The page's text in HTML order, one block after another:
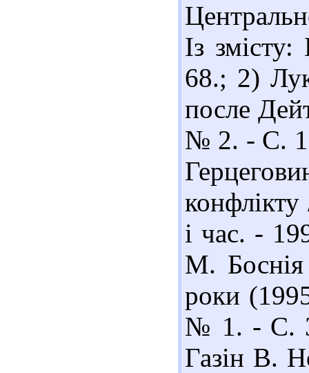
Із
68.; 2)
после
№ 2. - С.
і час. -
М. Боснія
роки
№ 1. - С.
Газін В.